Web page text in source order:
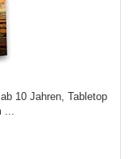
10 Jahren, Tabletop
...